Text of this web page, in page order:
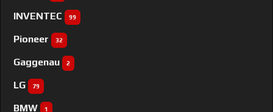
INVENTEC 99
Pioneer 32
Gaggenau 2
LG 79
BMW 1